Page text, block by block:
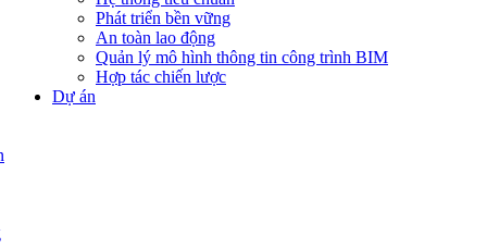
Phát triển bền vững
An toàn lao động
Quản lý mô hình thông tin công trình BIM
Hợp tác chiến lược
Dự án